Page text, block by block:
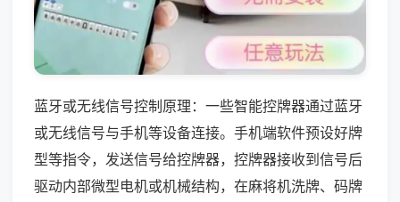
蓝牙或无线信号控制原理：一些智能控牌器通过蓝牙
或无线信号与手机等设备连接。手机端软件预设好牌
型等指令，发送信号给控牌器，控牌器接收到信号后
驱动内部微型电机或机械结构，在麻将机洗牌、码牌